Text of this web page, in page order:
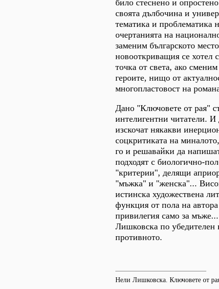
било стеснено и
своята дълбочина и
тематика и проблематика
очертанията на
заменим българското
новооткриващия се хотел
точка от света, ако
героите, нищо от
многопластовост на
Дано "Ключовете от рая"
интелигентни читатели. И
изскочат някакви
соцкритиката на
го и решавайки да
подходят с биологично-
"критерии", делящи
"мъжка" и "женска"...
истинска художествена
функция от пола на
привилегия само за
Лишковска по убедителен
противното.
Нели Лишковска. Ключовете от